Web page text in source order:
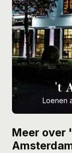
't
Loenen
Meer over